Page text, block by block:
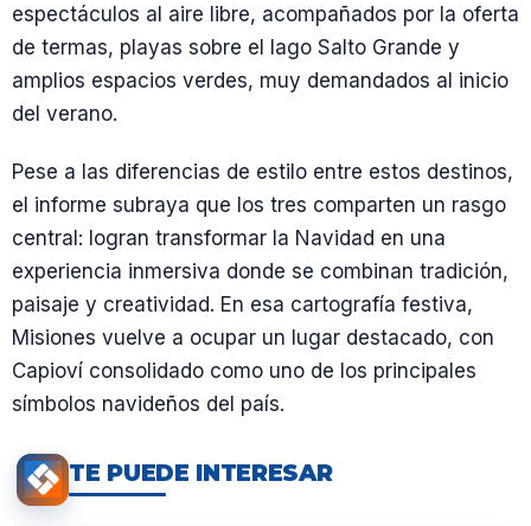
espectáculos al aire libre, acompañados por la oferta
de termas, playas sobre el lago Salto Grande y
amplios espacios verdes, muy demandados al inicio
del verano.
Pese a las diferencias de estilo entre estos destinos,
el informe subraya que los tres comparten un rasgo
central: logran transformar la Navidad en una
experiencia inmersiva donde se combinan tradición,
paisaje y creatividad. En esa cartografía festiva,
Misiones vuelve a ocupar un lugar destacado, con
Capioví consolidado como uno de los principales
símbolos navideños del país.
TE PUEDE INTERESAR